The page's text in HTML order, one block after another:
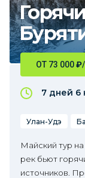
ОТ 73 000₽
7 дней 6
Улан-Удэ
Майский тур
рек бьют
источников.